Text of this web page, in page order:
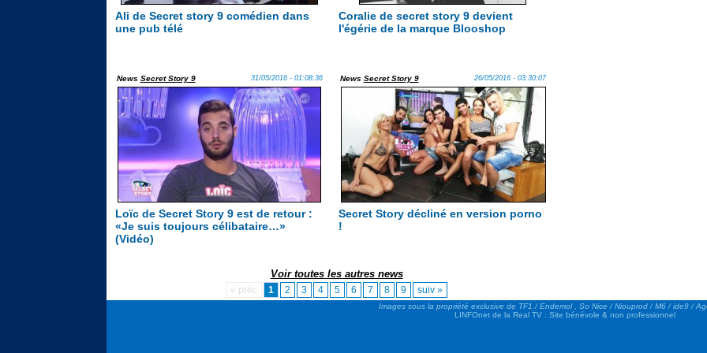
Ali de Secret story 9 comédien dans
une pub télé
Coralie de secret story 9 devient
l'égérie de la marque Blooshop
News Secret Story 9 31/05/2016 - 01:08:36
Loïc de Secret Story 9 est de retour :
«Je suis toujours célibataire…»
(Vidéo)
News Secret Story 9 26/05/2016 - 03:30:07
Secret Story décliné en version porno
!
Voir toutes les autres news
« préc 1 2 3 4 5 6 7 8 9 suiv »
Images sous la propriété exclusive de TF1 / Endemol , So Nice / Niouprod / M6 / ide9 /
LINFOnet de la Real TV : Site bénévole & non professionnel